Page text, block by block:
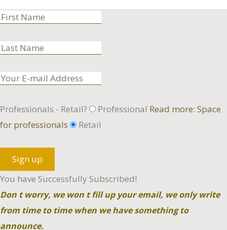
Professionals - Retail? Professional Read more: Space
for professionals
Retail
Sign up
You have Successfully Subscribed!
Don t worry, we won t fill up your email, we only write
from time to time when we have something to
announce.